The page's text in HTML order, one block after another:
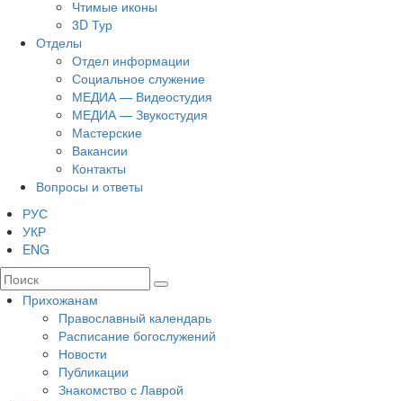
Чтимые иконы
3D Тур
Отделы
Отдел информации
Социальное служение
МЕДИА — Видеостудия
МЕДИА — Звукостудия
Мастерские
Вакансии
Контакты
Вопросы и ответы
РУС
УКР
ENG
Прихожанам
Православный календарь
Расписание богослужений
Новости
Публикации
Знакомство с Лаврой